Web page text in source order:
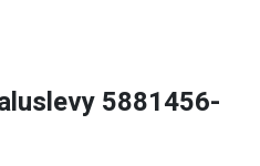
5881456-